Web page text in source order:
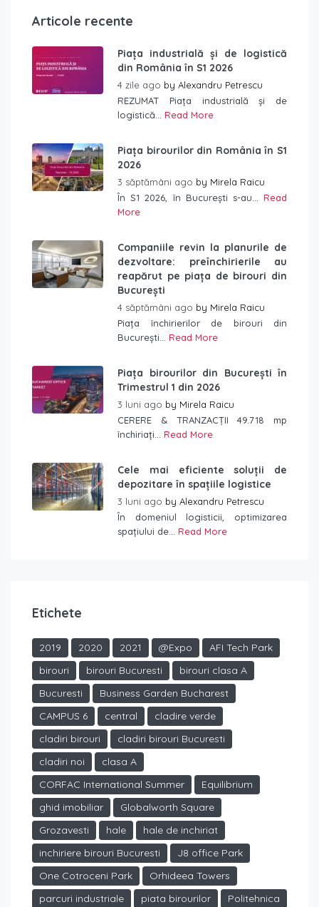
Articole recente
Piața industrială și de logistică
din România în S1 2026
4 zile ago by Alexandru Petrescu
REZUMAT Piața industrială și de
logistică... Read More
Piața birourilor din România în S1
2026
3 săptămâni ago by Mirela Raicu
În S1 2026, în București s-au... Read
More
Companiile revin la planurile de
dezvoltare: preînchirierile au
reapărut pe piața de birouri din
București
4 săptămâni ago by Mirela Raicu
Piața închirierilor de birouri din
București... Read More
Piața birourilor din București în
Trimestrul 1 din 2026
3 luni ago by Mirela Raicu
CERERE & TRANZACȚII 49.718 mp
închiriați... Read More
Cele mai eficiente soluții de
depozitare în spațiile logistice
3 luni ago by Alexandru Petrescu
În domeniul logisticii, optimizarea
spațiului de... Read More
Etichete
2019 2020 2021 @Expo
AFI Tech Park
birouri
birouri Bucuresti
birouri clasa A
Bucuresti
Business Garden Bucharest
CAMPUS 6
central
cladire verde
cladiri birouri
cladiri birouri Bucuresti
cladiri noi
clasa A
CORFAC International Summer
Equilibrium
ghid imobiliar
Globalworth Square
Grozavesti
hale
hale de inchiriat
inchiriere birouri Bucuresti
J8 office Park
One Cotroceni Park
Orhideea Towers
parcuri industriale
piata birourilor
Politehnica